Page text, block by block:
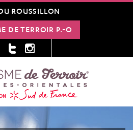
ROUSSILLON
DE TERROIR P.-O